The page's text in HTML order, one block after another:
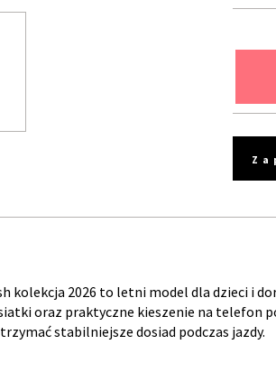
kolekcja 2026 to letni model dla dzieci i
oraz praktyczne kieszenie na telefon
stabilniejsze dosiad podczas jazdy.